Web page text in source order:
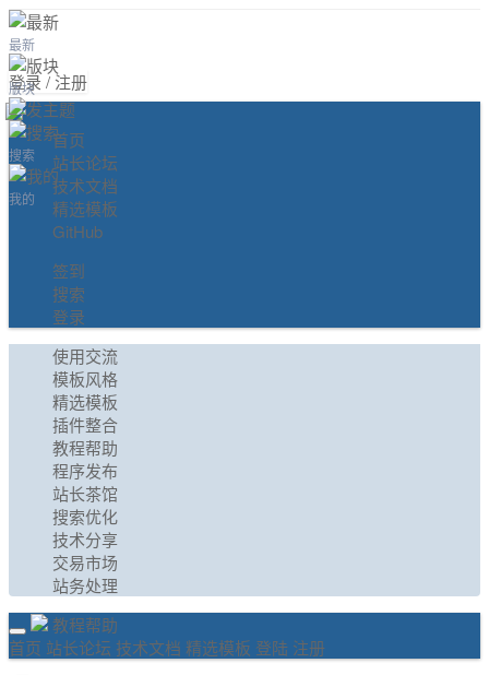
最新
版块
搜索
我的
登录 / 注册
首页
站长论坛
技术文档
精选模板
GitHub
签到
搜索
登录
使用交流
模板风格
精选模板
插件整合
教程帮助
程序发布
站长茶馆
搜索优化
技术分享
交易市场
站务处理
教程帮助
首页 站长论坛 技术文档 精选模板 登陆 注册